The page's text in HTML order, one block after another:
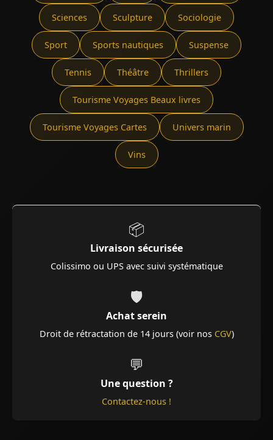
Sciences Sculpture Sociologie
Sport Sports nautiques Suspense
Tennis Théâtre Thrillers
Tourisme Voyages Beaux livres
Tourisme Voyages Cartes Univers marin
Vins
📦
Livraison sécurisée
Colissimo ou UPS avec suivi systématique
🛡️
Achat serein
Droit de rétractation de 14 jours (voir nos CGV)
💬
Une question ?
Contactez-nous !